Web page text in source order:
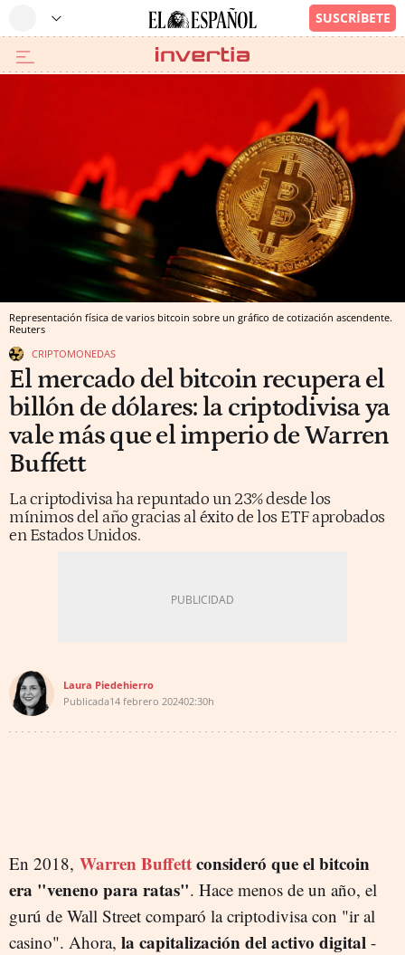
Representación física de varios bitcoin sobre un gráfico de cotización ascendente.
Reuters
CRIPTOMONEDAS
El mercado del bitcoin recupera el
billón de dólares: la criptodivisa ya
vale más que el imperio de Warren
Buffett
La criptodivisa ha repuntado un 23% desde los
mínimos del año gracias al éxito de los ETF aprobados
en Estados Unidos.
Laura Piedehierro
Publicada14 febrero 202402:30h
En 2018, Warren Buffettconsideró que el bitcoin
era "veneno para ratas". Hace menos de un año, el
gurú de Wall Street comparó la criptodivisa con "ir al
casino". Ahora, la capitalización del activo digital -